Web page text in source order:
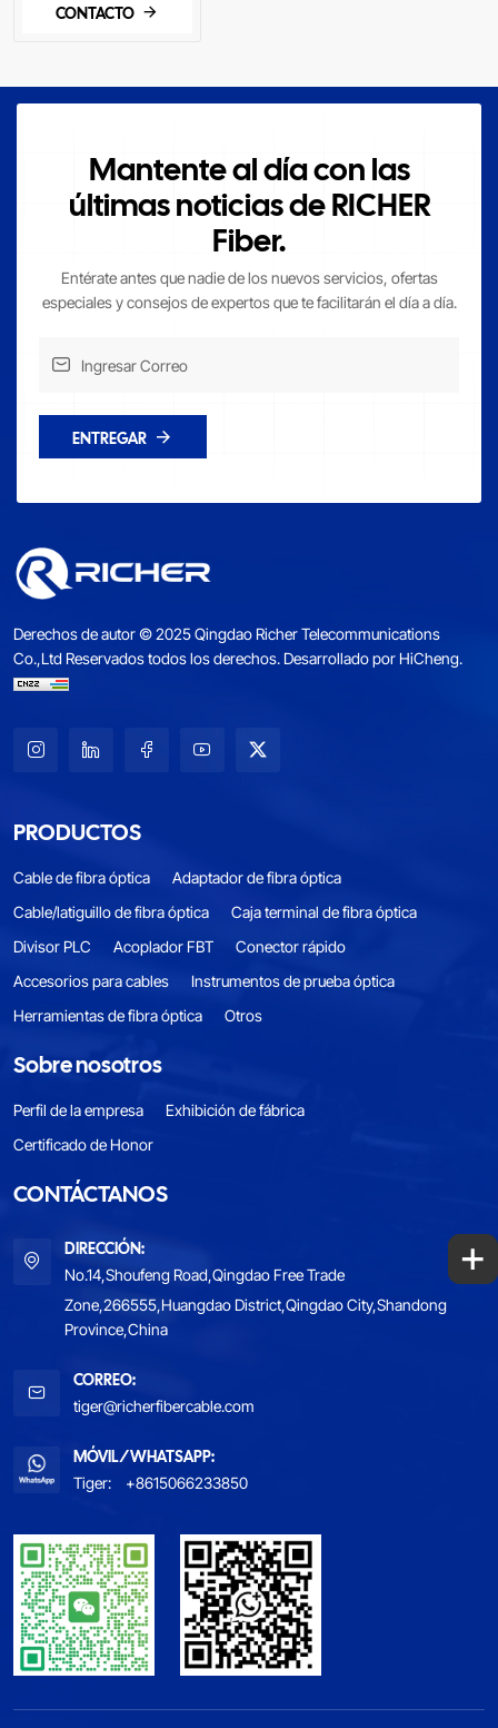
CONTACTO
Mantente al día con las
últimas noticias de RICHER
Fiber.
Entérate antes que nadie de los nuevos servicios, ofertas
especiales y consejos de expertos que te facilitarán el día a día.
ENTREGAR
Derechos de autor © 2025 Qingdao Richer Telecommunications
Co.,Ltd Reservados todos los derechos.Desarrollado por HiCheng.
PRODUCTOS
Cable de fibra óptica
Adaptador de fibra óptica
Cable/latiguillo de fibra óptica
Caja terminal de fibra óptica
Divisor PLC
Acoplador FBT
Conector rápido
Accesorios para cables
Instrumentos de prueba óptica
Herramientas de fibra óptica
Otros
Sobre nosotros
Perfil de la empresa
Exhibición de fábrica
Certificado de Honor
CONTÁCTANOS
DIRECCIÓN:
No.14,Shoufeng Road,Qingdao Free Trade
Zone,266555,Huangdao District,Qingdao City,Shandong
Province,China
CORREO:
tiger@richerfibercable.com
MÓVIL/WHATSAPP:
Tiger:
+8615066233850
+